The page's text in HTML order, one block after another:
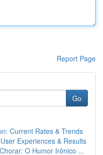
Report Page
Go
Current Rates & Trends
Experiences & Results
O Humor Irônico ...